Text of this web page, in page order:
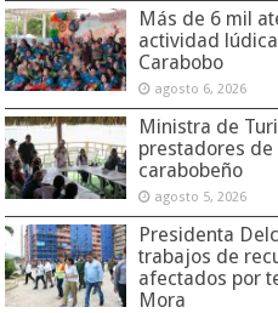
Más de 6 mil
actividad
Carabobo
agosto 6, 2026
Ministra de
prestadores
carabobeño
agosto 5, 2026
Presidenta
trabajos de
afectados por
Mora